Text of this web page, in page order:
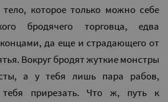
которое только можно себе
бродячего торговца, едва
да еще и страдающего от
Вокруг бродят жуткие монстры
а у тебя лишь пара рабов,
прирезать. Что ж, путь к